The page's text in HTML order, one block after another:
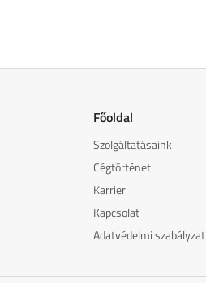
Főoldal
Szolgáltatásaink
Cégtörténet
Karrier
Kapcsolat
Adatvédelmi szabályzat